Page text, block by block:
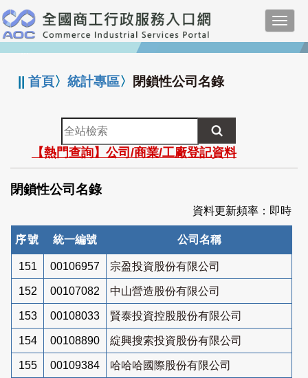
跳
到
主
要
:::
||首頁〉統計專區〉 閉鎖性公司名錄
全
站
檢
索
【熱門查詢】公司/商業/工廠登記資料
閉鎖性公司名錄
資料更新頻率：即時
序號 統一編號 公司名稱
151 00106957 宗盈投資股份有限公司
152 00107082 中山營造股份有限公司
153 00108033 賢泰投資控股股份有限公司
154 00108890 綻興搜索投資股份有限公司
155 00109384 哈哈哈國際股份有限公司